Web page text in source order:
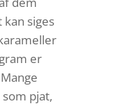
kan siges
er
pjat,